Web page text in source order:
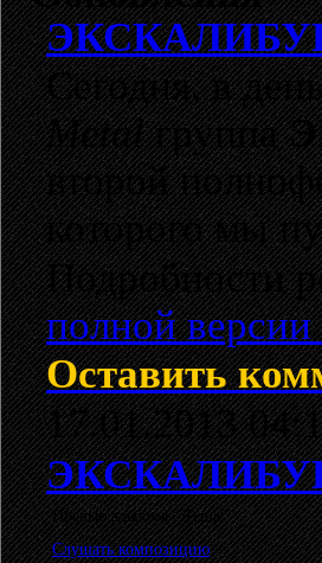
Сегодня, в
Metalгруппа
второй
которого мы
Подробности
полной версии
Оставить
17.01.2013
Превью альбома "Душа"
Слушать композицию